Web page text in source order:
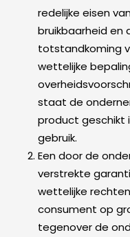
redelijke eisen
bruikbaarheid en
totstandkoming
wettelijke
staat de
product geschikt
gebruik.
Een door de
verstrekte
wettelijke
consument op
tegenover de